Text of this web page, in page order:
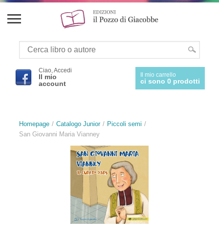
Ciao, Accedi
Il mio
account
Il mio carrello
ci sono 0 prodotti
Homepage Catalogo Junior
Piccoli semi
San Giovanni Maria Vianney